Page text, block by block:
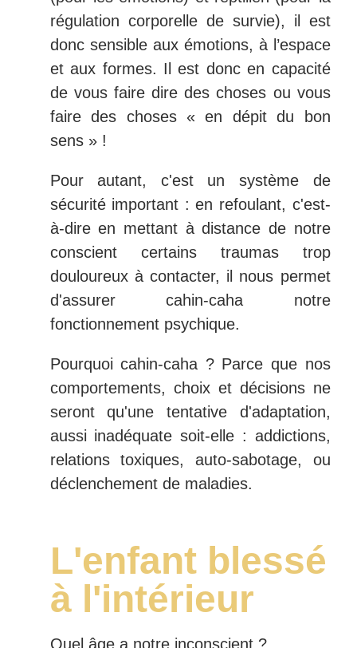
régulation corporelle de survie), il est
donc sensible aux émotions, à l’espace
et aux formes. Il est donc en capacité
de vous faire dire des choses ou vous
faire des choses « en dépit du bon
sens » !
Pour autant, c'est un système de
sécurité important : en refoulant, c'est-
à-dire en mettant à distance de notre
conscient certains traumas trop
douloureux à contacter, il nous permet
d'assurer cahin-caha notre
fonctionnement psychique.
Pourquoi cahin-caha ? Parce que nos
comportements, choix et décisions ne
seront qu'une tentative d'adaptation,
aussi inadéquate soit-elle : addictions,
relations toxiques, auto-sabotage, ou
déclenchement de maladies.
L'enfant blessé
à l'intérieur
Quel âge a notre inconscient ?